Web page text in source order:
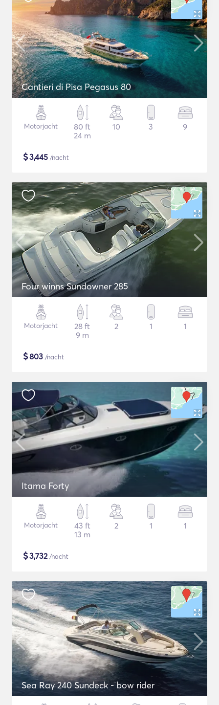
Cantieri di Pisa Pegasus 80
Motorjacht
80 ft
24 m
10 3 9
$3,445 /nacht
Four winns Sundowner 285
Motorjacht
28 ft
9 m
2 1 1
$803 /nacht
Itama Forty
Motorjacht
43 ft
13 m
2 1 1
$3,732/nacht
Sea Ray 240 Sundeck - bow rider